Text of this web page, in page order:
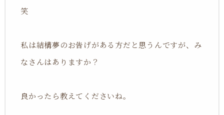
笑
私は結構夢のお告げがある方だと思うんですが、み
なさんはありますか？
良かったら教えてくださいね。